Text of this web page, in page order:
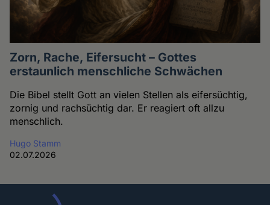
Zorn, Rache, Eifersucht – Gottes
erstaunlich menschliche Schwächen
Die Bibel stellt Gott an vielen Stellen als eifersüchtig,
zornig und rachsüchtig dar. Er reagiert oft allzu
menschlich.
Hugo Stamm
02.07.2026